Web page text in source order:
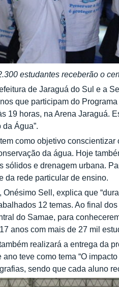
estudantes receberão o
de Jaraguá do Sul e a
que participam do
19 horas, na Arena Jaraguá.
Água”.
como objetivo
da água. Hoje
sólidos e drenagem urbana.
da rede particular de ensino.
Sell, explica que
12 temas. Ao final
do Samae, para
anos com mais de 27 mil
realizará a entrega da
teve como tema “O
sendo que cada aluno